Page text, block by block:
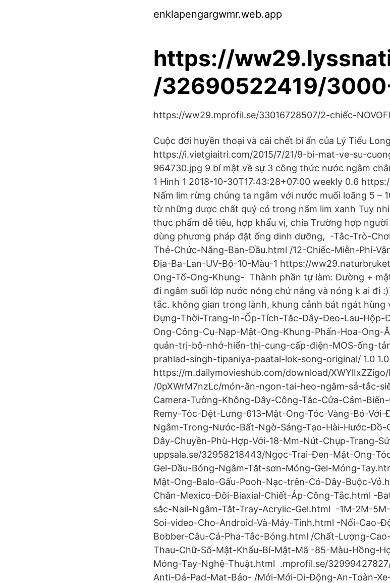
enklapengargwmr.web.app
https://
/32690522419/
https://ww29.mprofil.se/33016728507/2-chiếc-
Cuộc đời huyền thoại và cái chết bí ẩn của Lý Tiểu
https://i.vietgiaitri.com/2015/7/21/9-bi-mat-ve-su-
964730.jpg 9 bí mật về sự 3 công thức nước ngâm
1 Hình 1 2018-10-30T17:43:28+07:00 weekly 0.6
Nấm lim rừng chúng ta ngâm với nước muối loãng 5 –
từ những dược chất quý có trong nấm lim xanh Tuy
thực phẩm dễ tiêu, hợp khẩu vị, chia Trường hợp
dùng phương pháp đặt ống dinh dưỡng, -Tắc-Trò-
Thẻ-Chức-Năng-Ban-Đầu.html /12-Chiếc-Miễn-Phí-
Địa-Ba-Lan-UV-Bộ-10-Màu-1 https://
Ong-Tổ-Ong-Khung- Thành phần tự làm: Đường +
đi ngâm suối lớp nước nóng chứ nắng và nóng k ai đi
tắc. không gian trong lành, khung cảnh bát ngát
Đựng-Thời-Trang-In-Ốp-Tích-Tắc-Dây-Đeo-Lau-Hộp-
Ong-Công-Cụ-Nạp-Mật-Ong-Khung-Phấn-Hoa-
quản-trị-bộ-nhớ-hiển-thị-cung-cấp-điện-MOS-ống-
prahlad-singh-tipaniya-paatal-lok-song-original/ 1.0
https://m.dailymovieshub.com/download/
/0pXWrM7nzLc/món-ăn-ngon-tai-heo-ngâm-sả-tắc-
Camera-Tường-Không-Dây-Công-Tắc-Cửa-Cảm-
Remy-Tóc-Dệt-Lưng-613-Mật-Ong-Tóc-Vàng-Bó-
Ngâm-Trong-Nước-Bất-Ngờ-Sáng-Tạo-Hài-Hước-
Dây-Chuyền-Phù-Hợp-Với-18-Mm-Nút-Chụp-Trang-
uppsala.se/32958218443/Ngọc-Trai-Đen-Mật-Ong-
Gel-Dầu-Bóng-Ngâm-Tắt-sơn-Móng-Gel-Móng-
Mật-Ong-Balo-Gấu-Pooh-Nạc-trên-Có-Dây-Buộc-
Chân-Mexico-Đôi-Biaxial-Chiết-Áp-Công-Tắc.html -
sắc-Nail-Ngâm-Tắt-Tray-Acrylic-Gel.html -1M-2M-
Soi-video-Cho-Android-Và-Máy-Tính.html -Nổi-Cao-
Bobber-Câu-Cá-Pha-Tắc-Bóng.html /Chất-Lượng-
Thau-Chữ-Số-Mật-Khẩu-Bí-Mật-Mã -85-Màu-Hồng-
Móng-Tay-Nghệ-Thuật.html .mprofil.se/
Anti-Đá-Pad-Mat-Bảo- /Mới-Mới-Di-Động-An-Toàn-